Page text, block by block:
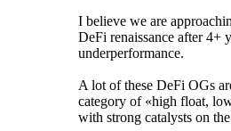
I believe we are
DeFi renaissance after 4+
underperformance.
A lot of these DeFi OGs
category of «high float,
with strong catalysts on